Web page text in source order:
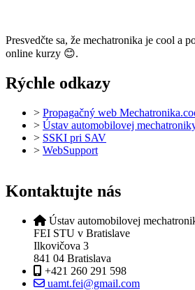
Presvedčte sa, že mechatronika je cool a
online kurzy 😊.
Rýchle odkazy
> Propagačný web
> Ústav automobilovej
> SSKI pri SAV
> WebSupport
Kontaktujte nás
Ústav automobilovej
FEI STU v Bratislave
Ilkovičova 3
841 04 Bratislava
+421 260 291 598
uamt.fei@gmail.com